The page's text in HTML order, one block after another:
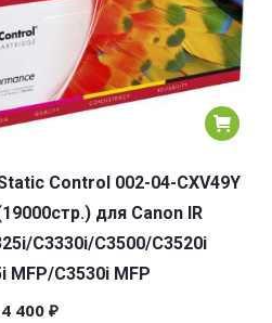
Control 002-04-CXV49Y
для Canon IR
C3330i/C3500/C3520i
MFP/C3530i MFP
4 400 ₽